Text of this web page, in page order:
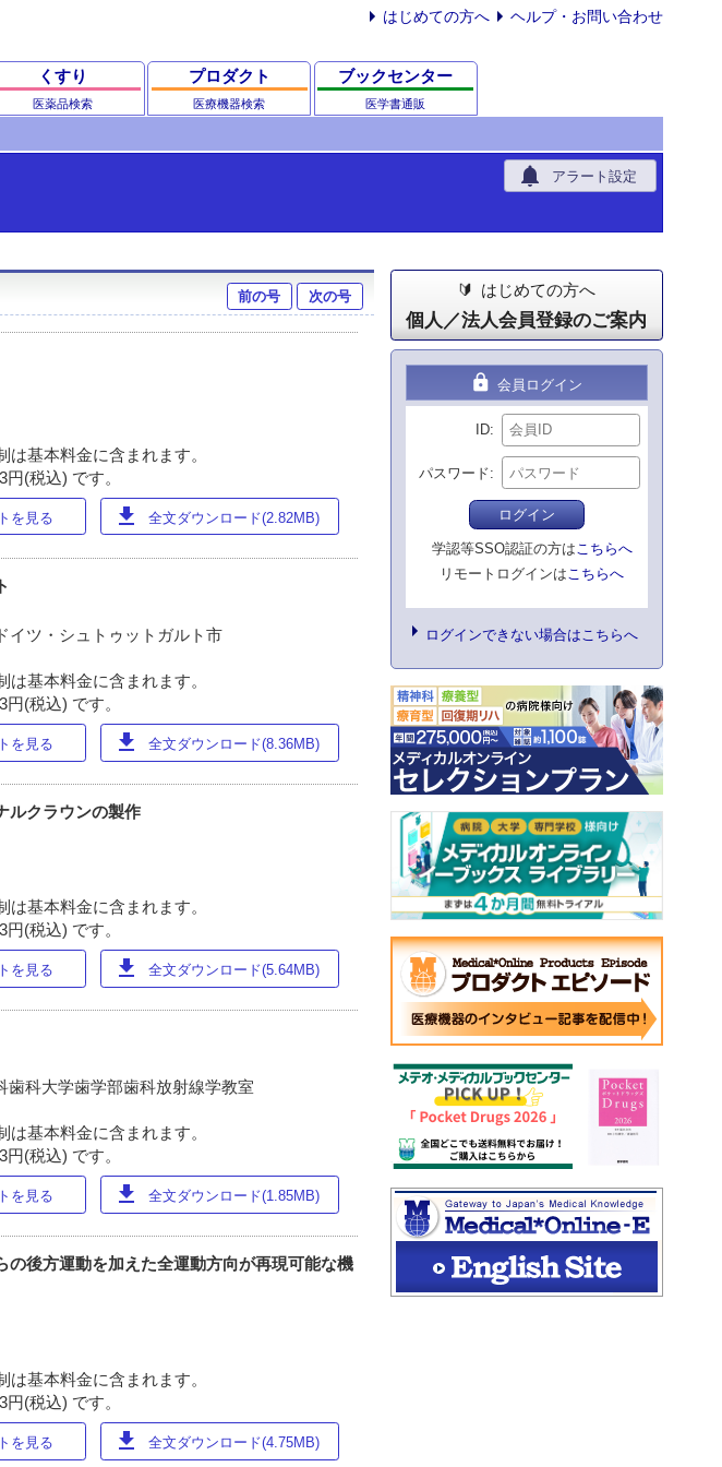
はじめての方へ ヘルプ・お問い合わせ
くすり
医薬品検索
プロダクト
医療機器検索
ブックセンター
医学書通販
notifications アラート設定
前の号 次の号
基本料金に含まれます。
(税込) です。
を見る download 全文ダウンロード(2.82MB)
イツ・シュトゥットガルト市
基本料金に含まれます。
(税込) です。
を見る download 全文ダウンロード(8.36MB)
ルクラウンの製作
基本料金に含まれます。
(税込) です。
を見る download 全文ダウンロード(5.64MB)
科大学歯学部歯科放射線学教室
基本料金に含まれます。
(税込) です。
を見る download 全文ダウンロード(1.85MB)
後方運動を加えた全運動方向が再現可能な機
基本料金に含まれます。
(税込) です。
を見る download 全文ダウンロード(4.75MB)
はじめての方へ
個人／法人会員登録のご案内
lock 会員ログイン
ID
パスワード
ログイン
学認等SSO認証の方はこちらへ
リモートログインはこちらへ
ログインできない場合はこちらへ